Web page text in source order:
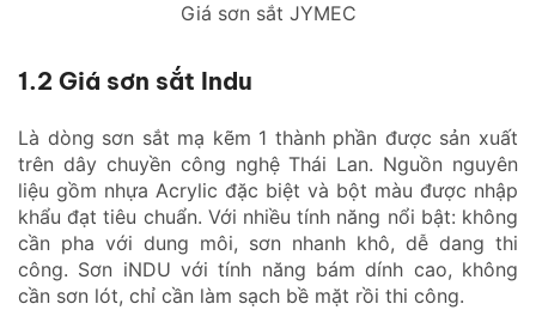
Giá sơn sắt JYMEC
1.2 Giá sơn sắt Indu
Là dòng sơn sắt mạ kẽm 1 thành phần được sản xuất
trên dây chuyền công nghệ Thái Lan. Nguồn nguyên
liệu gồm nhựa Acrylic đặc biệt và bột màu được nhập
khẩu đạt tiêu chuẩn. Với nhiều tính năng nổi bật: không
cần pha với dung môi, sơn nhanh khô, dễ dang thi
công. Sơn iNDU với tính năng bám dính cao, không
cần sơn lót, chỉ cần làm sạch bề mặt rồi thi công.